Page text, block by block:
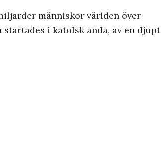
människor världen över
i katolsk anda, av en djupt